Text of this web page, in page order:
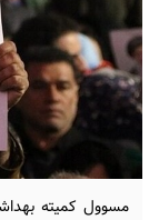
مسوول کمیته